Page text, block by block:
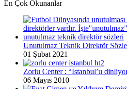
En Çok Okunanlar
Unutulmaz Teknik Direktör
01 Şubat 2021
Zorlu Center : “İstanbul’u
06 Mayıs 2010